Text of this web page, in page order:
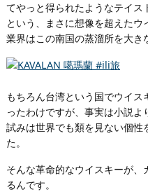
てやっと得られたようなテイ
という、まさに想像を超えたウ
業界はこの南国の蒸溜所を大き
もちろん台湾という国でウイ
ったわけですが、事実は小説
試みは世界でも類を見ない個性
た。
そんな革命的なウイスキーが
るんです。